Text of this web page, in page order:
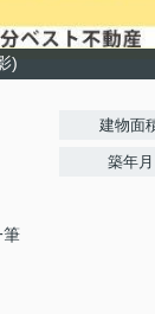
)
建物面
築年月